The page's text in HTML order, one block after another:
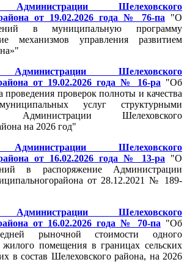
Администрации Шелеховского
от 19.02.2026 года № 76-па "О
в муниципальную программу
механизмов управления развитием
Администрации Шелеховского
от 19.02.2026 года № 16-ра "Об
проверок полноты и качества
услуг структурными
Администрации Шелеховского
на 2026 год"
Администрации Шелеховского
от 16.02.2026 года № 13-ра
"О
в распоряжение Администрации
от 28.12.2021 № 189-
Администрации Шелеховского
от 16.02.2026 года № 70-па "Об
рыночной стоимости одного
жилого помещения в границах сельских
в состав Шелеховского района, на 2026